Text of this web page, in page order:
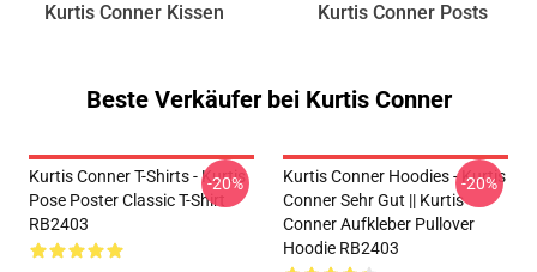
Kurtis Conner Kissen Kurtis Conner Posts
Beste Verkäufer bei Kurtis Conner
Kurtis Conner T-Shirts - Kurtis
Pose Poster Classic T-Shirt
RB2403
-20%
Kurtis Conner Hoodies - Kurtis
Conner Sehr Gut || Kurtis
Conner Aufkleber Pullover
Hoodie RB2403
-20%